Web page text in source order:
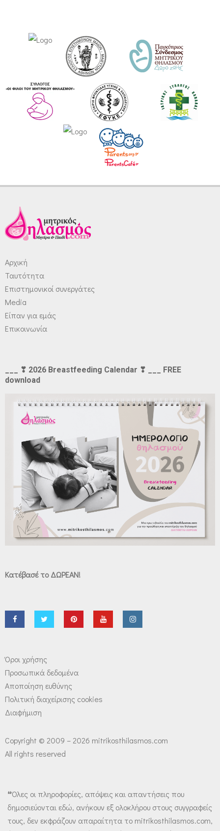
Αρχική
Ταυτότητα
Επιστημονικοί συνεργάτες
Media
Είπαν για εμάς
Επικοινωνία
___ ❣ 2026 Breastfeeding Calendar ❣ ___ FREE
download
Κατέβασέ το ΔΩΡΕΑΝ!
Όροι χρήσης
Προσωπικά δεδομένα
Αποποίηση ευθύνης
Πολιτική διαχείρισης cookies
Διαφήμιση
Copyright © 2009 – 2026 mitrikosthilasmos.com
All rights reserved
❝Όλες οι πληροφορίες, απόψεις και απαντήσεις που
δημοσιεύονται εδώ, ανήκουν εξ ολοκλήρου στους συγγραφείς
τους, δεν εκφράζουν απαραίτητα το mitrikosthilasmos.com,